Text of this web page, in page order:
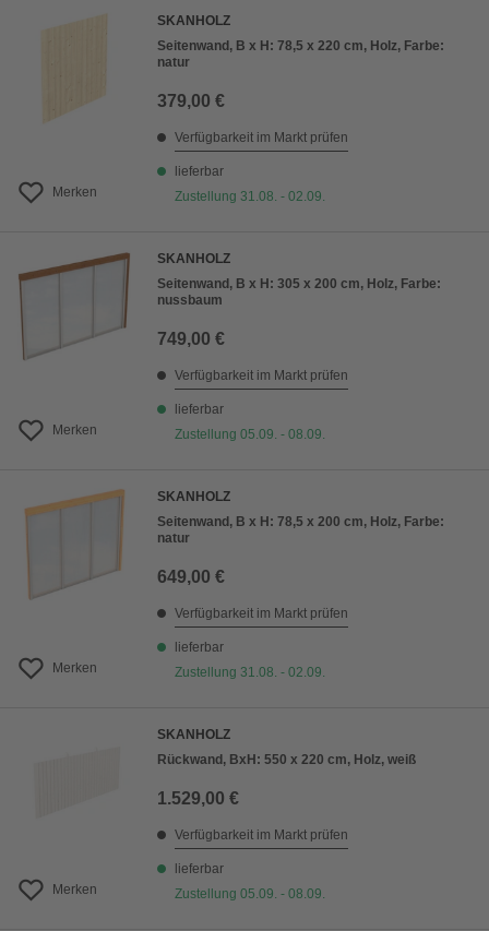
Merken
SKANHOLZ
Seitenwand, B x H: 78,5 x 220 cm, Holz, Farbe:
natur
379,00 €
Verfügbarkeit im Markt prüfen
lieferbar
Zustellung 31.08. - 02.09.
Merken
SKANHOLZ
Seitenwand, B x H: 305 x 200 cm, Holz, Farbe:
nussbaum
749,00 €
Verfügbarkeit im Markt prüfen
lieferbar
Zustellung 05.09. - 08.09.
Merken
SKANHOLZ
Seitenwand, B x H: 78,5 x 200 cm, Holz, Farbe:
natur
649,00 €
Verfügbarkeit im Markt prüfen
lieferbar
Zustellung 31.08. - 02.09.
Merken
SKANHOLZ
Rückwand, BxH: 550 x 220 cm, Holz, weiß
1.529,00 €
Verfügbarkeit im Markt prüfen
lieferbar
Zustellung 05.09. - 08.09.